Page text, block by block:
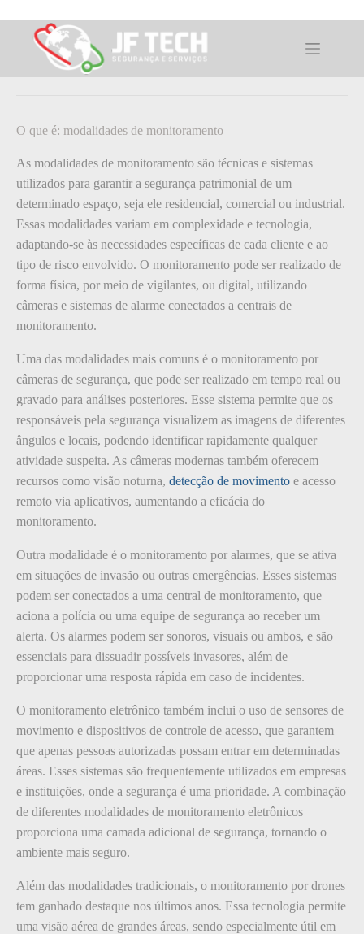
para
conteúdoO que é: modalidades de
monitoramento
O que é: modalidades de monitoramento
As modalidades de monitoramento são técnicas e sistemas
utilizados para garantir a segurança patrimonial de um
determinado espaço, seja ele residencial, comercial ou industrial.
Essas modalidades variam em complexidade e tecnologia,
adaptando-se às necessidades específicas de cada cliente e ao
tipo de risco envolvido. O monitoramento pode ser realizado de
forma física, por meio de vigilantes, ou digital, utilizando
câmeras e sistemas de alarme conectados a centrais de
monitoramento.
Uma das modalidades mais comuns é o monitoramento por
câmeras de segurança, que pode ser realizado em tempo real ou
gravado para análises posteriores. Esse sistema permite que os
responsáveis pela segurança visualizem as imagens de diferentes
ângulos e locais, podendo identificar rapidamente qualquer
atividade suspeita. As câmeras modernas também oferecem
recursos como visão noturna, detecção de movimento e acesso
remoto via aplicativos, aumentando a eficácia do
monitoramento.
Outra modalidade é o monitoramento por alarmes, que se ativa
em situações de invasão ou outras emergências. Esses sistemas
podem ser conectados a uma central de monitoramento, que
aciona a polícia ou uma equipe de segurança ao receber um
alerta. Os alarmes podem ser sonoros, visuais ou ambos, e são
essenciais para dissuadir possíveis invasores, além de
proporcionar uma resposta rápida em caso de incidentes.
O monitoramento eletrônico também inclui o uso de sensores de
movimento e dispositivos de controle de acesso, que garantem
que apenas pessoas autorizadas possam entrar em determinadas
áreas. Esses sistemas são frequentemente utilizados em empresas
e instituições, onde a segurança é uma prioridade. A combinação
de diferentes modalidades de monitoramento eletrônicos
proporciona uma camada adicional de segurança, tornando o
ambiente mais seguro.
Além das modalidades tradicionais, o monitoramento por drones
tem ganhado destaque nos últimos anos. Essa tecnologia permite
uma visão aérea de grandes áreas, sendo especialmente útil em